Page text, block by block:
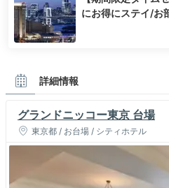
にお得にステイ/お
詳細情報
グランドニッコー東京 台場
東京都 / お台場 / シティホテル